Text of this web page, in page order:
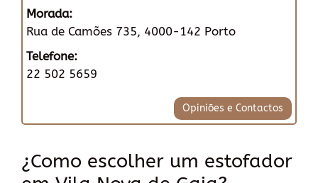
Morada:
Rua de Camões 735, 4000-142 Porto
Telefone:
22 502 5659
Opiniões e Contactos
¿Como escolher um estofador